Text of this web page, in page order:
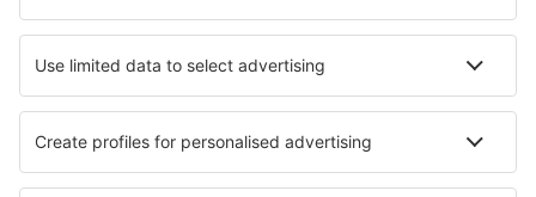
Unterkunft in Ksamil Unterkunft Peshkopi
Unterkunft in Kruje Unterkunft in Velipojë
Die besten Unterkünfte - Städte